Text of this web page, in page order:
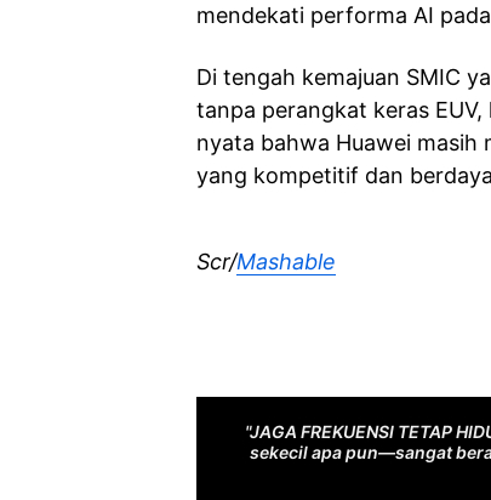
mendekati performa AI
Di tengah kemajuan SMIC
tanpa perangkat keras
nyata bahwa Huawei masih
yang kompetitif dan
Scr/Mashable
"JAGA FREKUENSI TETAP
sekecil apa pun—sangat